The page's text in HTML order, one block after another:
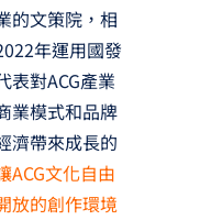
的文策院，相
年運用國發
表對ACG產業
業模式和品牌
濟帶來成長的
ACG文化自由
放的創作環境